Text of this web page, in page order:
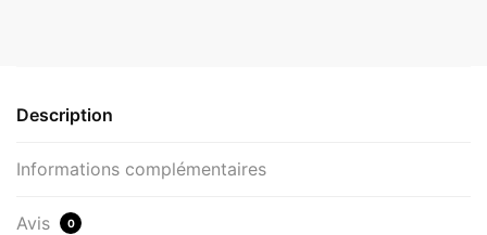
Description
Informations complémentaires
Avis 0